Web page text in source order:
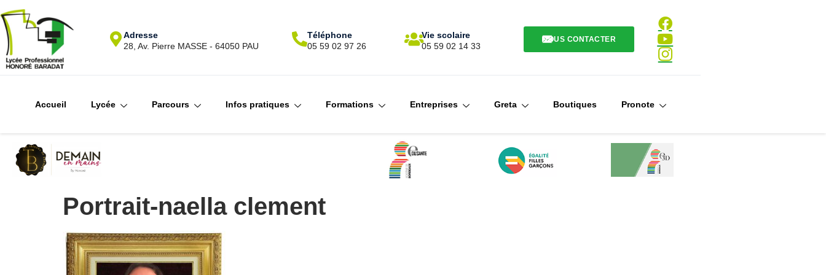
Adresse
28, Av. Pierre MASSE - 64050 PAU
Téléphone
05 59 02 97 26
Vie scolaire
05 59 02 14 33
NOUS CONTACTER
Accueil Lycée Parcours Infos pratiques Formations Entreprises Greta Boutiques Pronote
Portrait-naella clement